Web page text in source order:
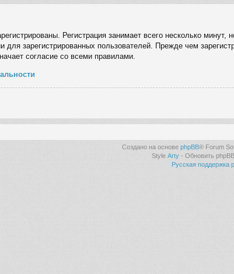
Регистрация занимает всего несколько
для зарегистрированных пользователей. Прежде чем
согласие со всеми правилами.
Создано на основе phpBB® Forum
Style Arty- Обновить
Русская поддержка